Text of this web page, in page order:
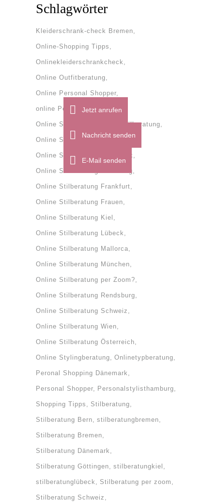
Schlagwörter
Kleiderschrank-check Bremen
Online-Shopping Tipps
Onlinekleiderschrankcheck
Online Outfitberatung
Online Personal Shopper
online Personal Shopping
Online Stilberatung onlinestilberatung
Online Stilberatung Bremen
Online Stilberatung Dänemark
Online Stilberatung Flensburg
Online Stilberatung Frankfurt
Online Stilberatung Frauen
Online Stilberatung Kiel
Online Stilberatung Lübeck
Online Stilberatung Mallorca
Online Stilberatung München
Online Stilberatung per Zoom?
Online Stilberatung Rendsburg
Online Stilberatung Schweiz
Online Stilberatung Wien
Online Stilberatung Österreich
Online Stylingberatung Onlinetypberatung
Peronal Shopping Dänemark
Personal Shopper Personalstylisthamburg
Shopping Tipps Stilberatung
Stilberatung Bern stilberatungbremen
Stilberatung Bremen
Stilberatung Dänemark
Stilberatung Göttingen stilberatungkiel
stilberatunglübeck Stilberatung per zoom
Stilberatung Schweiz
Jetzt anrufen
Nachricht senden
E-Mail senden